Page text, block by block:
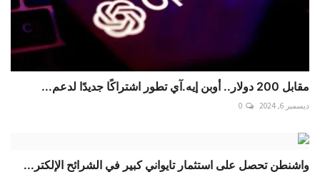
مقابل 200 دولار.. أوبن إيه.آي تطور اشتراكًا جديدًا لدعم...
ديسمبر 6, 2024 0
واشنطن تحصل على استثمار تايواني كبير في الشرائح الإلكتر...